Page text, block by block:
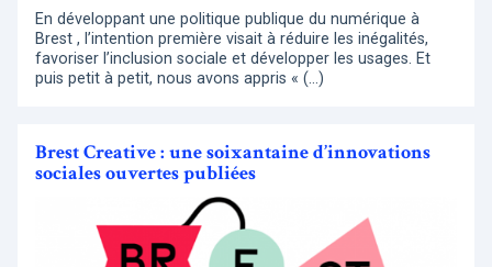
En développant une politique publique du numérique à
Brest , l’intention première visait à réduire les inégalités,
favoriser l’inclusion sociale et développer les usages. Et
puis petit à petit, nous avons appris « (…)
Brest Creative : une soixantaine d’innovations
sociales ouvertes publiées